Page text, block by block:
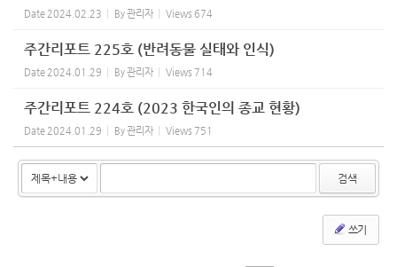
Date 2024.02.23 By관리자 Views 674
주간리포트 225호 (반려동물 실태와 인식)
Date 2024.01.29 By관리자 Views 714
주간리포트 224호 (2023 한국인의 종교 현황)
Date 2024.01.29 By관리자 Views 751
검색
쓰기